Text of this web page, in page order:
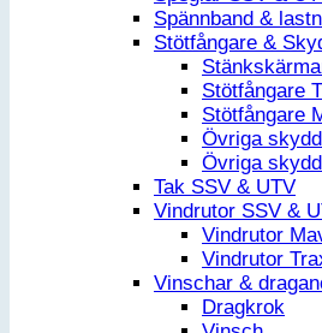
Spännband &
Stötfångare &
Stötfångare
Stötfångare
Övriga
Övriga
Tak SSV & UTV
Vindrutor SSV &
Vindrutor
Vindrutor
Vinschar &
Dragkrok